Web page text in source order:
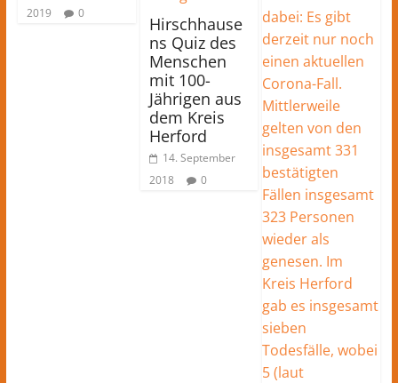
2019
0
Hirschhause
ns Quiz des
Menschen
mit 100-
Jährigen aus
dem Kreis
Herford
14. September
2018
0